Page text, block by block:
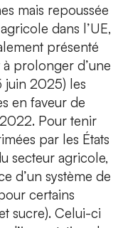
mais repoussée
dans l’UE,
présenté
prolonger d’une
juin 2025) les
en faveur de
Pour tenir
par les États
secteur agricole,
d’un système de
certains
sucre). Celui-ci